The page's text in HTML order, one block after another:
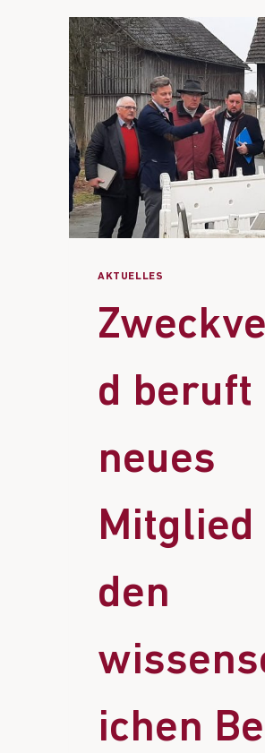
AKTUELLES
d beruft
neues
Mitglied
den
ichen